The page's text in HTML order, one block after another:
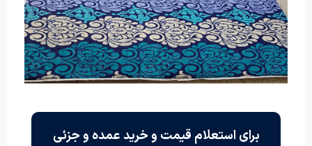
برای استعلام قیمت و خرید عمده و جزئی